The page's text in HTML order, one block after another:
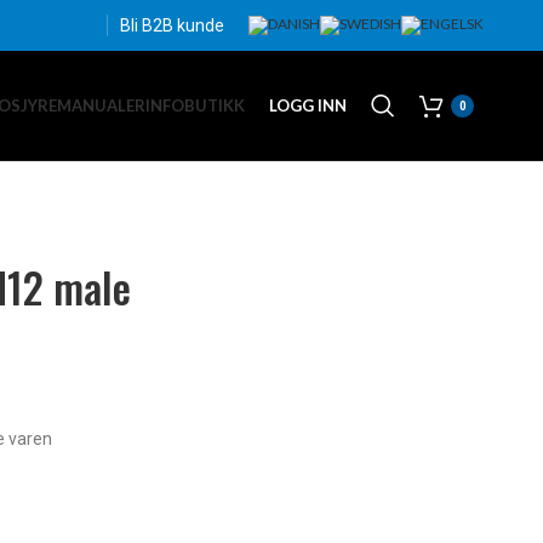
Bli B2B kunde
MANUALERINFOBUTIKK LOGG INN 0
male
varen